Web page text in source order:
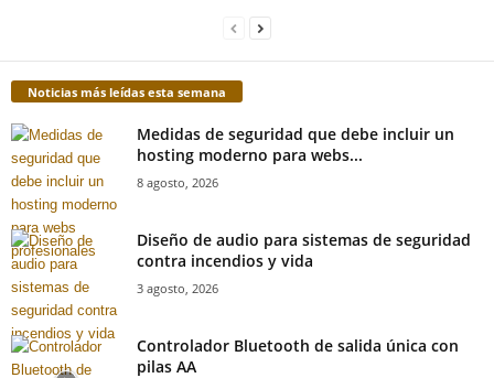
Noticias más leídas esta semana
Medidas de seguridad que debe incluir un
hosting moderno para webs...
8 agosto, 2026
Diseño de audio para sistemas de seguridad
contra incendios y vida
3 agosto, 2026
Controlador Bluetooth de salida única con
pilas AA